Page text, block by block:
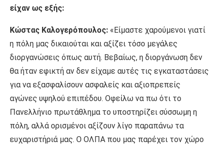
είχαν ως εξής:
Κώστας Καλογερόπουλος: «Είμαστε χαρούμενοι γιατί
η πόλη μας δικαιούται και αξίζει τόσο μεγάλες
διοργανώσεις όπως αυτή. Βεβαίως, η διοργάνωση δεν
θα ήταν εφικτή αν δεν είχαμε αυτές τις εγκαταστάσεις
για να εξασφαλίσουν ασφαλείς και αξιοπρεπείς
αγώνες υψηλού επιπέδου. Οφείλω να πω ότι το
Πανελλήνιο πρωτάθλημα το υποστηρίζει σύσσωμη η
πόλη, αλλά ορισμένοι αξίζουν λίγο παραπάνω τα
ευχαριστήριά μας. Ο ΟΛΠΑ που μας παρέχει τον χώρο